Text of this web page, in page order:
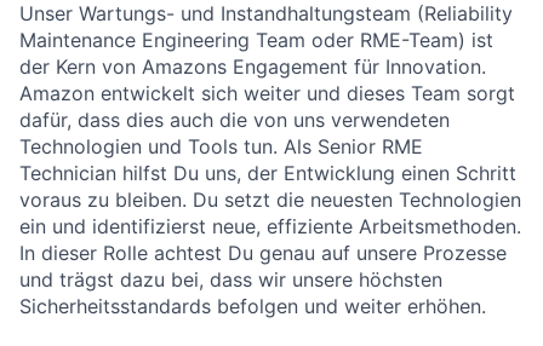
Unser Wartungs- und Instandhaltungsteam (Reliability
Maintenance Engineering Team oder RME-Team) ist
der Kern von Amazons Engagement für Innovation.
Amazon entwickelt sich weiter und dieses Team sorgt
dafür, dass dies auch die von uns verwendeten
Technologien und Tools tun. Als Senior RME
Technician hilfst Du uns, der Entwicklung einen Schritt
voraus zu bleiben. Du setzt die neuesten Technologien
ein und identifizierst neue, effiziente Arbeitsmethoden.
In dieser Rolle achtest Du genau auf unsere Prozesse
und trägst dazu bei, dass wir unsere höchsten
Sicherheitsstandards befolgen und weiter erhöhen.